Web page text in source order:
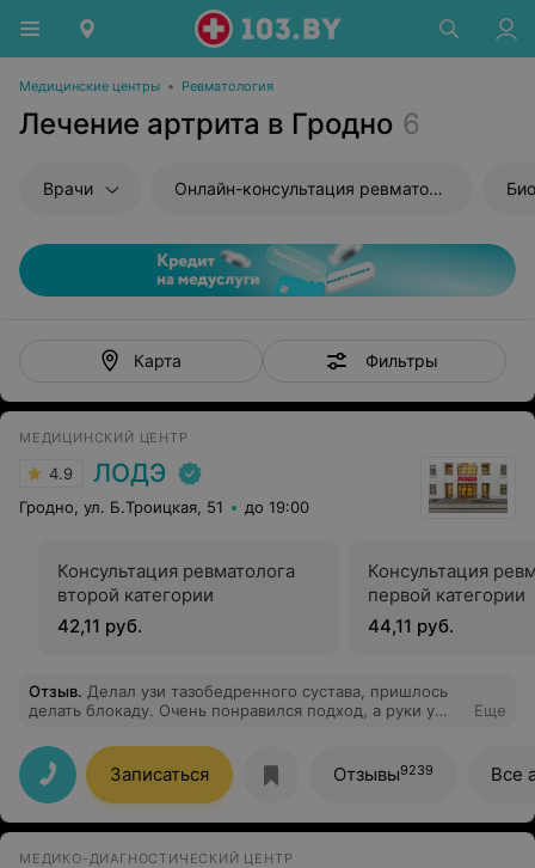
Медицинские центры • Ревматология
Лечение артрита в Гродно 6
Врачи Онлайн-консультация ревматолога
Карта Фильтры
МЕДИЦИНСКИЙ ЦЕНТР
4.9 ЛОДЭ
Гродно, ул. Б.Троицкая, 51 до 19:00
Консультация ревматолога
второй категории
42,11 руб.
Консультация
первой категории
44,11 руб.
Отзыв. Делал узи тазобедренного сустава, пришлось
делать блокаду. Очень понравился подход, а руки у
Еще
Записаться Отзывы9239 Все
МЕДИКО-ДИАГНОСТИЧЕСКИЙ ЦЕНТР